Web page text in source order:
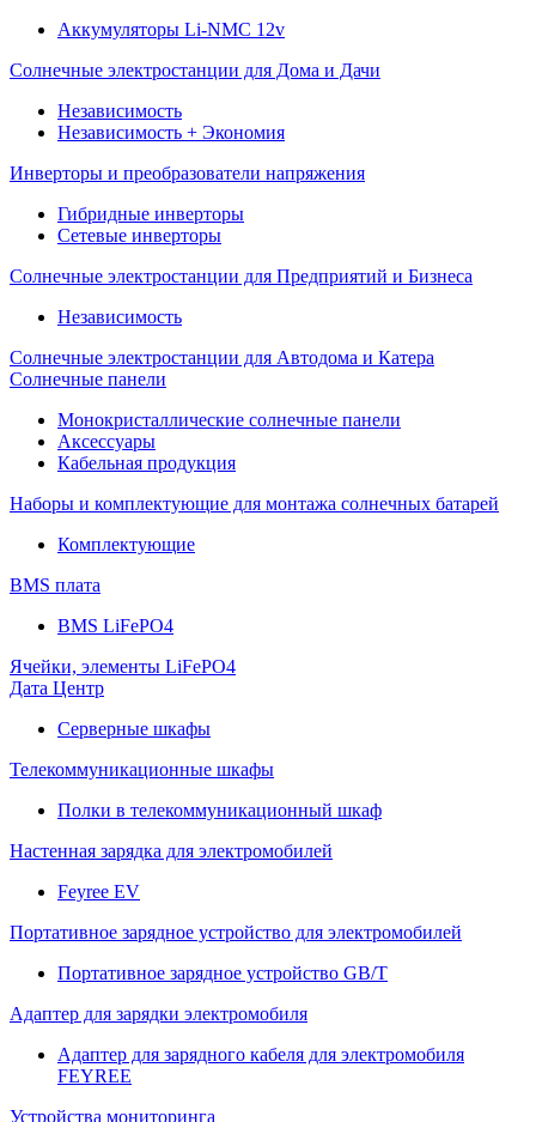
Аккумуляторы Li-NMC 12v
Солнечные электростанции для Дома и Дачи
Независимость
Независимость + Экономия
Инверторы и преобразователи напряжения
Гибридные инверторы
Сетевые инверторы
Солнечные электростанции для Предприятий и Бизнеса
Независимость
Солнечные электростанции для Автодома и Катера
Солнечные панели
Монокристаллические солнечные панели
Аксессуары
Кабельная продукция
Наборы и комплектующие для монтажа солнечных батарей
Комплектующие
BMS плата
BMS LiFePO4
Ячейки, элементы LiFePO4
Дата Центр
Серверные шкафы
Телекоммуникационные шкафы
Полки в телекоммуникационный шкаф
Настенная зарядка для электромобилей
Feyree EV
Портативное зарядное устройство для электромобилей
Портативное зарядное устройство GB/T
Адаптер для зарядки электромобиля
Адаптер для зарядного кабеля для электромобиля
FEYREE
Устройства мониторинга